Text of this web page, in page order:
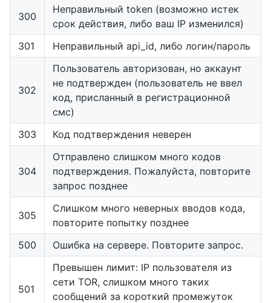
300
Неправильный token (возможно истек
срок действия, либо ваш IP изменился)
301
Неправильный api_id, либо логин/пароль
302
Пользователь авторизован, но аккаунт
не подтвержден (пользователь не ввел
код, присланный в регистрационной
смс)
303
Код подтверждения неверен
304
Отправлено слишком много кодов
подтверждения. Пожалуйста, повторите
запрос позднее
305
Слишком много неверных вводов кода,
повторите попытку позднее
500
Ошибка на сервере. Повторите запрос.
501
Превышен лимит: IP пользователя из
сети TOR, слишком много таких
сообщений за короткий промежуток